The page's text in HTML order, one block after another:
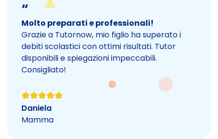
“
Molto preparati e professionali!
Grazie a Tutornow, mio figlio ha superato i
debiti scolastici con ottimi risultati. Tutor
disponibili e spiegazioni impeccabili.
Consigliato!
Daniela
Mamma